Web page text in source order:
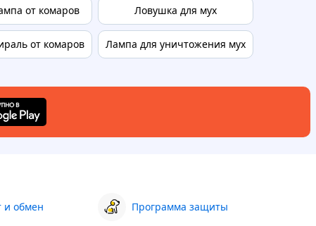
от комаров
от комаров
Ловушка для мух
Лампа для уничтожения мух
и обмен Программа защиты